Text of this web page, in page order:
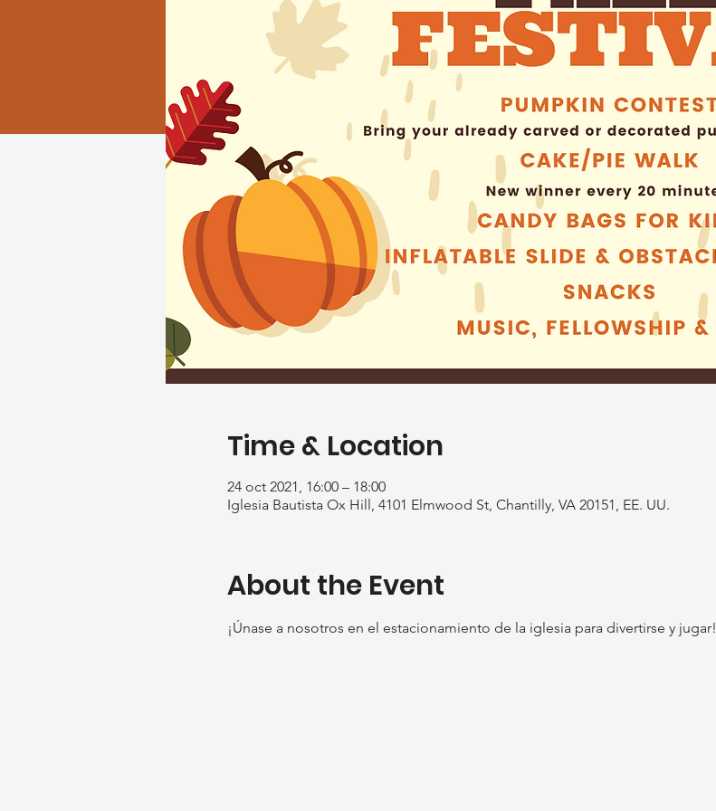
Time & Location
24 oct 2021, 16:00 – 18:00
Iglesia Bautista Ox Hill, 4101 Elmwood St, Chantilly, VA 20151, EE. UU.
About the Event
¡Únase a nosotros en el estacionamiento de la iglesia para divertirse y jugar!